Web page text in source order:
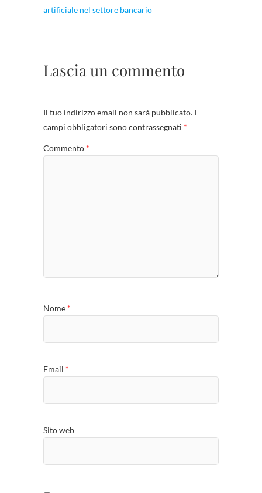
artificiale nel settore bancario
Lascia un commento
Il tuo indirizzo email non sarà pubblicato. I
campi obbligatori sono contrassegnati *
Commento *
Nome *
Email *
Sito web